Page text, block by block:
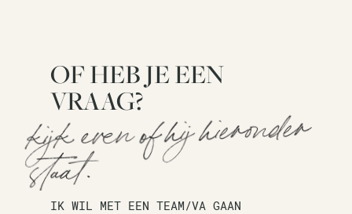
OF HEB JE EEN
VRAAG?
kijk even of hij hieronder
staat.
IK WIL MET EEN TEAM/VA GAAN